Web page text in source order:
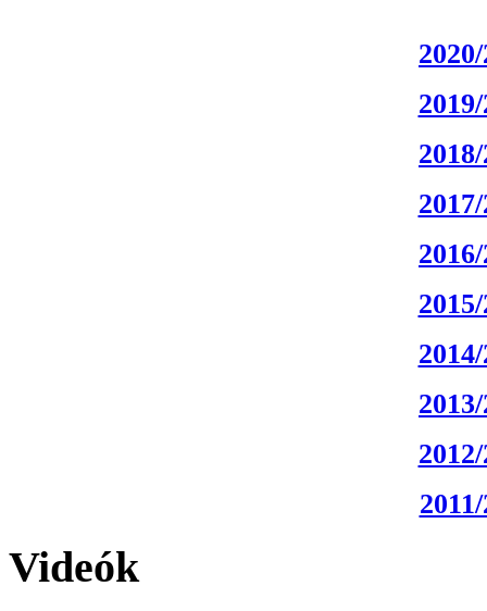
Videók